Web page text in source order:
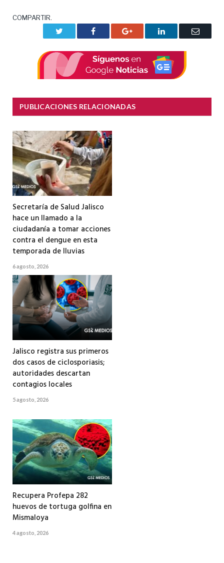
COMPARTIR.
Facebook Google+ LinkedIn
Correo
PUBLICACIONES RELACIONADAS
Secretaría de Salud Jalisco
hace un llamado a la
ciudadanía a tomar acciones
contra el dengue en esta
temporada de lluvias
6 agosto, 2026
Jalisco registra sus primeros
dos casos de ciclosporiasis;
autoridades descartan
contagios locales
5 agosto, 2026
Recupera Profepa 282
huevos de tortuga golfina en
Mismaloya
4 agosto, 2026